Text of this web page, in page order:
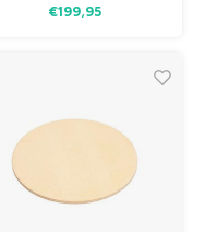
EEN PROBE TWEE
KERNTEMPERATUUR VAN JE
COMFORTABEL VANAF JE
€199,95